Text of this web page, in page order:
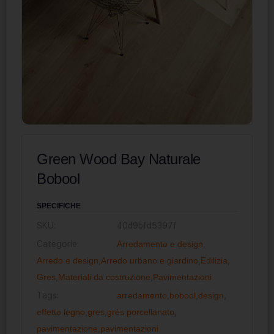
Green Wood Bay Naturale
Bobool
SPECIFICHE
Arredamento e design
Arredo e design Arredo urbano e giardino Edilizia
Gres Materiali da costruzione Pavimentazioni
arredamento bobool design
effetto legno gres grès porcellanato
pavimentazione pavimentazioni